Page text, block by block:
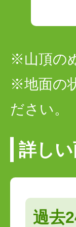
※山頂の
※地面の
ださい。
詳し
過去